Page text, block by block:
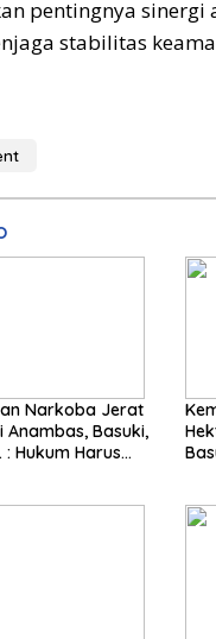
pentingnya
stabilitas
Narkoba Jerat
Anambas, Basuki,
: Hukum Harus